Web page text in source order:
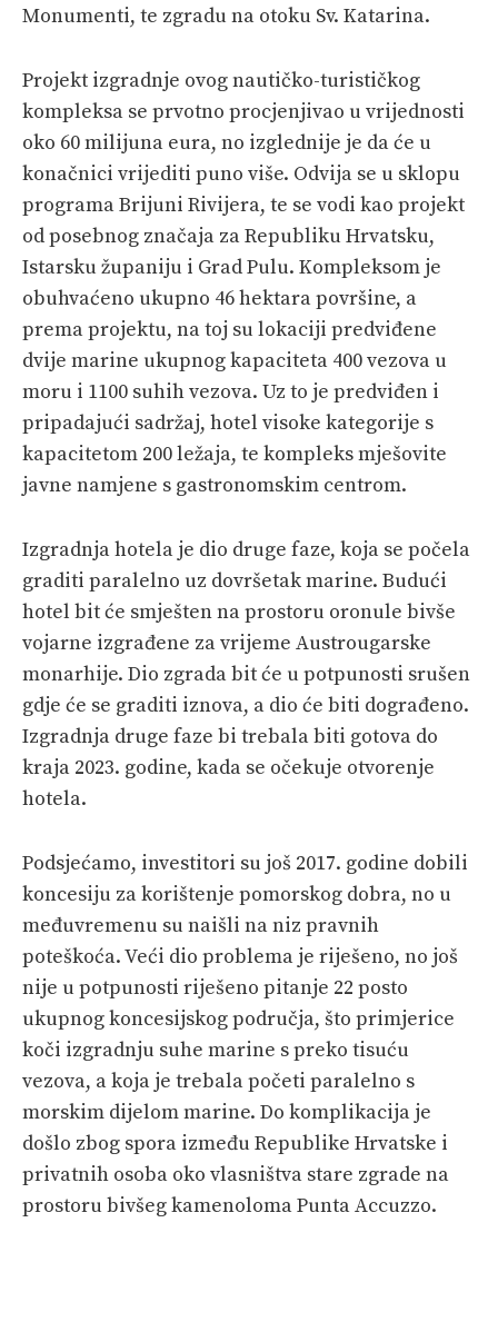
Monumenti, te zgradu na otoku Sv. Katarina.
Projekt izgradnje ovog nautičko-turističkog
kompleksa se prvotno procjenjivao u vrijednosti
oko 60 milijuna eura, no izglednije je da će u
konačnici vrijediti puno više. Odvija se u sklopu
programa Brijuni Rivijera, te se vodi kao projekt
od posebnog značaja za Republiku Hrvatsku,
Istarsku županiju i Grad Pulu. Kompleksom je
obuhvaćeno ukupno 46 hektara površine, a
prema projektu, na toj su lokaciji predviđene
dvije marine ukupnog kapaciteta 400 vezova u
moru i 1100 suhih vezova. Uz to je predviđen i
pripadajući sadržaj, hotel visoke kategorije s
kapacitetom 200 ležaja, te kompleks mješovite
javne namjene s gastronomskim centrom.
Izgradnja hotela je dio druge faze, koja se počela
graditi paralelno uz dovršetak marine. Budući
hotel bit će smješten na prostoru oronule bivše
vojarne izgrađene za vrijeme Austrougarske
monarhije. Dio zgrada bit će u potpunosti srušen
gdje će se graditi iznova, a dio će biti dograđeno.
Izgradnja druge faze bi trebala biti gotova do
kraja 2023. godine, kada se očekuje otvorenje
hotela.
Podsjećamo, investitori su još 2017. godine dobili
koncesiju za korištenje pomorskog dobra, no u
međuvremenu su naišli na niz pravnih
poteškoća. Veći dio problema je riješeno, no još
nije u potpunosti riješeno pitanje 22 posto
ukupnog koncesijskog područja, što primjerice
koči izgradnju suhe marine s preko tisuću
vezova, a koja je trebala početi paralelno s
morskim dijelom marine. Do komplikacija je
došlo zbog spora između Republike Hrvatske i
privatnih osoba oko vlasništva stare zgrade na
prostoru bivšeg kamenoloma Punta Accuzzo.